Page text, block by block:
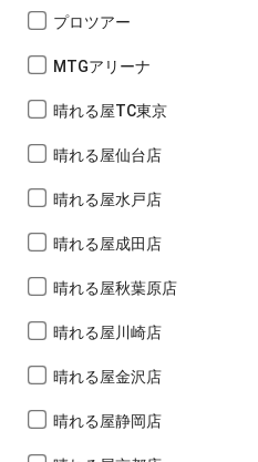
プロツアー
MTGアリーナ
晴れる屋TC東京
晴れる屋仙台店
晴れる屋水戸店
晴れる屋成田店
晴れる屋秋葉原店
晴れる屋川崎店
晴れる屋金沢店
晴れる屋静岡店